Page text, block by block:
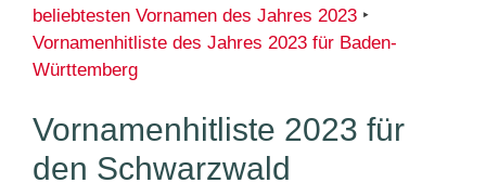
beliebtesten Vornamen des Jahres 2023 ‣
Vornamenhitliste des Jahres 2023 für Baden-
Württemberg
Vornamenhitliste 2023 für
den Schwarzwald